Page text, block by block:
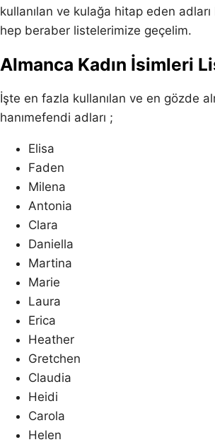
kullanılan ve kulağa hitap eden
hep beraber listelerimize geçelim.
Almanca Kadın İsimleri
İşte en fazla kullanılan ve en gözde
hanımefendi adları ;
Elisa
Faden
Milena
Antonia
Clara
Daniella
Martina
Marie
Laura
Erica
Heather
Gretchen
Claudia
Heidi
Carola
Helen